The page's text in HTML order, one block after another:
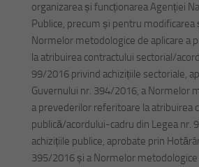
organizarea și funcționarea Agenției
Publice, precum și pentru modificarea
Normelor metodologice de aplicare a
la atribuirea contractului sectorial/
99/2016 privind achizițiile sectoriale,
Guvernului nr. 394/2016, a Normelor
a prevederilor referitoare la atribuirea
publică/acordului-cadru din Legea nr.
achizițiile publice, aprobate prin
395/2016 și a Normelor metodologice